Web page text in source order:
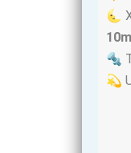
🌜
🔩
️💫